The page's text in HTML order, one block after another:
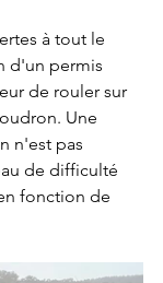
à tout le
d'un permis
de rouler sur
Une
n'est pas
de difficulté
fonction de